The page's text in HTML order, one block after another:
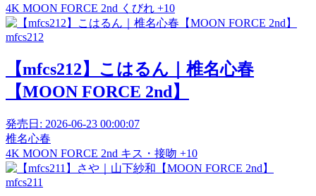
4K MOON FORCE 2nd くびれ +10
mfcs212
【mfcs212】こはるん｜椎名心春
【MOON FORCE 2nd】
発売日: 2026-06-23 00:00:07
椎名心春
4K MOON FORCE 2nd キス・接吻 +10
mfcs211